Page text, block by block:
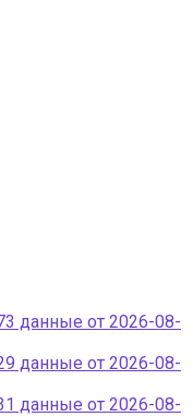
данные от 2026-08-
данные от 2026-08-
данные от 2026-08-